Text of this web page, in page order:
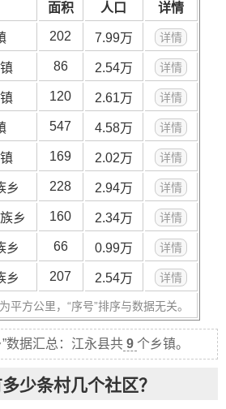
面积 人口 详情
202 7.99万 详情
86 2.54万 详情
120 2.61万 详情
547 4.58万 详情
169 2.02万 详情
乡 228 2.94万 详情
乡 160 2.34万 详情
乡 66 0.99万 详情
乡 207 2.54万 详情
平方公里，“序号”排序与数据无关。
数据汇总：江永县共 9 个乡镇。
少条村几个社区？